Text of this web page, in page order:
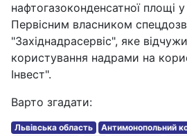
нафтогазоконденсатної площі у
Первісним власником
"Західнадрасервіс", яке
користування надрами на
Інвест".
Варто згадати:
Львівська область
Антимонопольний